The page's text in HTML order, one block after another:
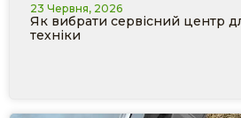
23 Червня, 2026
Як вибрати сервісний центр
техніки